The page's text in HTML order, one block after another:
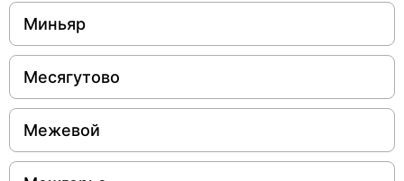
Миньяр
Месягутово
Межевой